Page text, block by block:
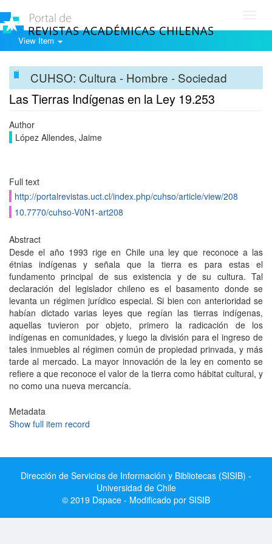
View Item
CUHSO: Cultura - Hombre - Sociedad
Las Tierras Indígenas en la Ley 19.253
Author
López Allendes, Jaime
Full text
http://portalrevistas.uct.cl/index.php/cuhso/article/view/208
10.7770/cuhso-V0N1-art208
Abstract
Desde el año 1993 rige en Chile una ley que reconoce a las
étnias indígenas y señala que la tierra es para estas el
fundamento principal de sus existencia y de su cultura. Tal
declaración del legislador chileno es el basamento donde se
levanta un régimen jurídico especial. Si bien con anterioridad se
habían dictado varias leyes que regían las tierras indígenas,
aquellas tuvieron por objeto, primero la radicación de los
indígenas en comunidades, y luego la división para el ingreso de
tales inmuebles al régimen común de propiedad prinvada, y más
tarde al mercado. La mayor innovación de la ley en comento se
refiere a que reconoce el valor de la tierra como hábitat cultural, y
no como una nueva mercancía.
Metadata
Show full item record
Dirección de Servicios de Información y Bibliotecas (SISIB) -
Universidad de Chile
© 2019 Dspace - Modificado por SISIB